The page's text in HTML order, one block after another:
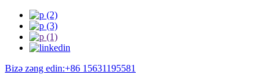
Bizə zəng edin:+86 15631195581